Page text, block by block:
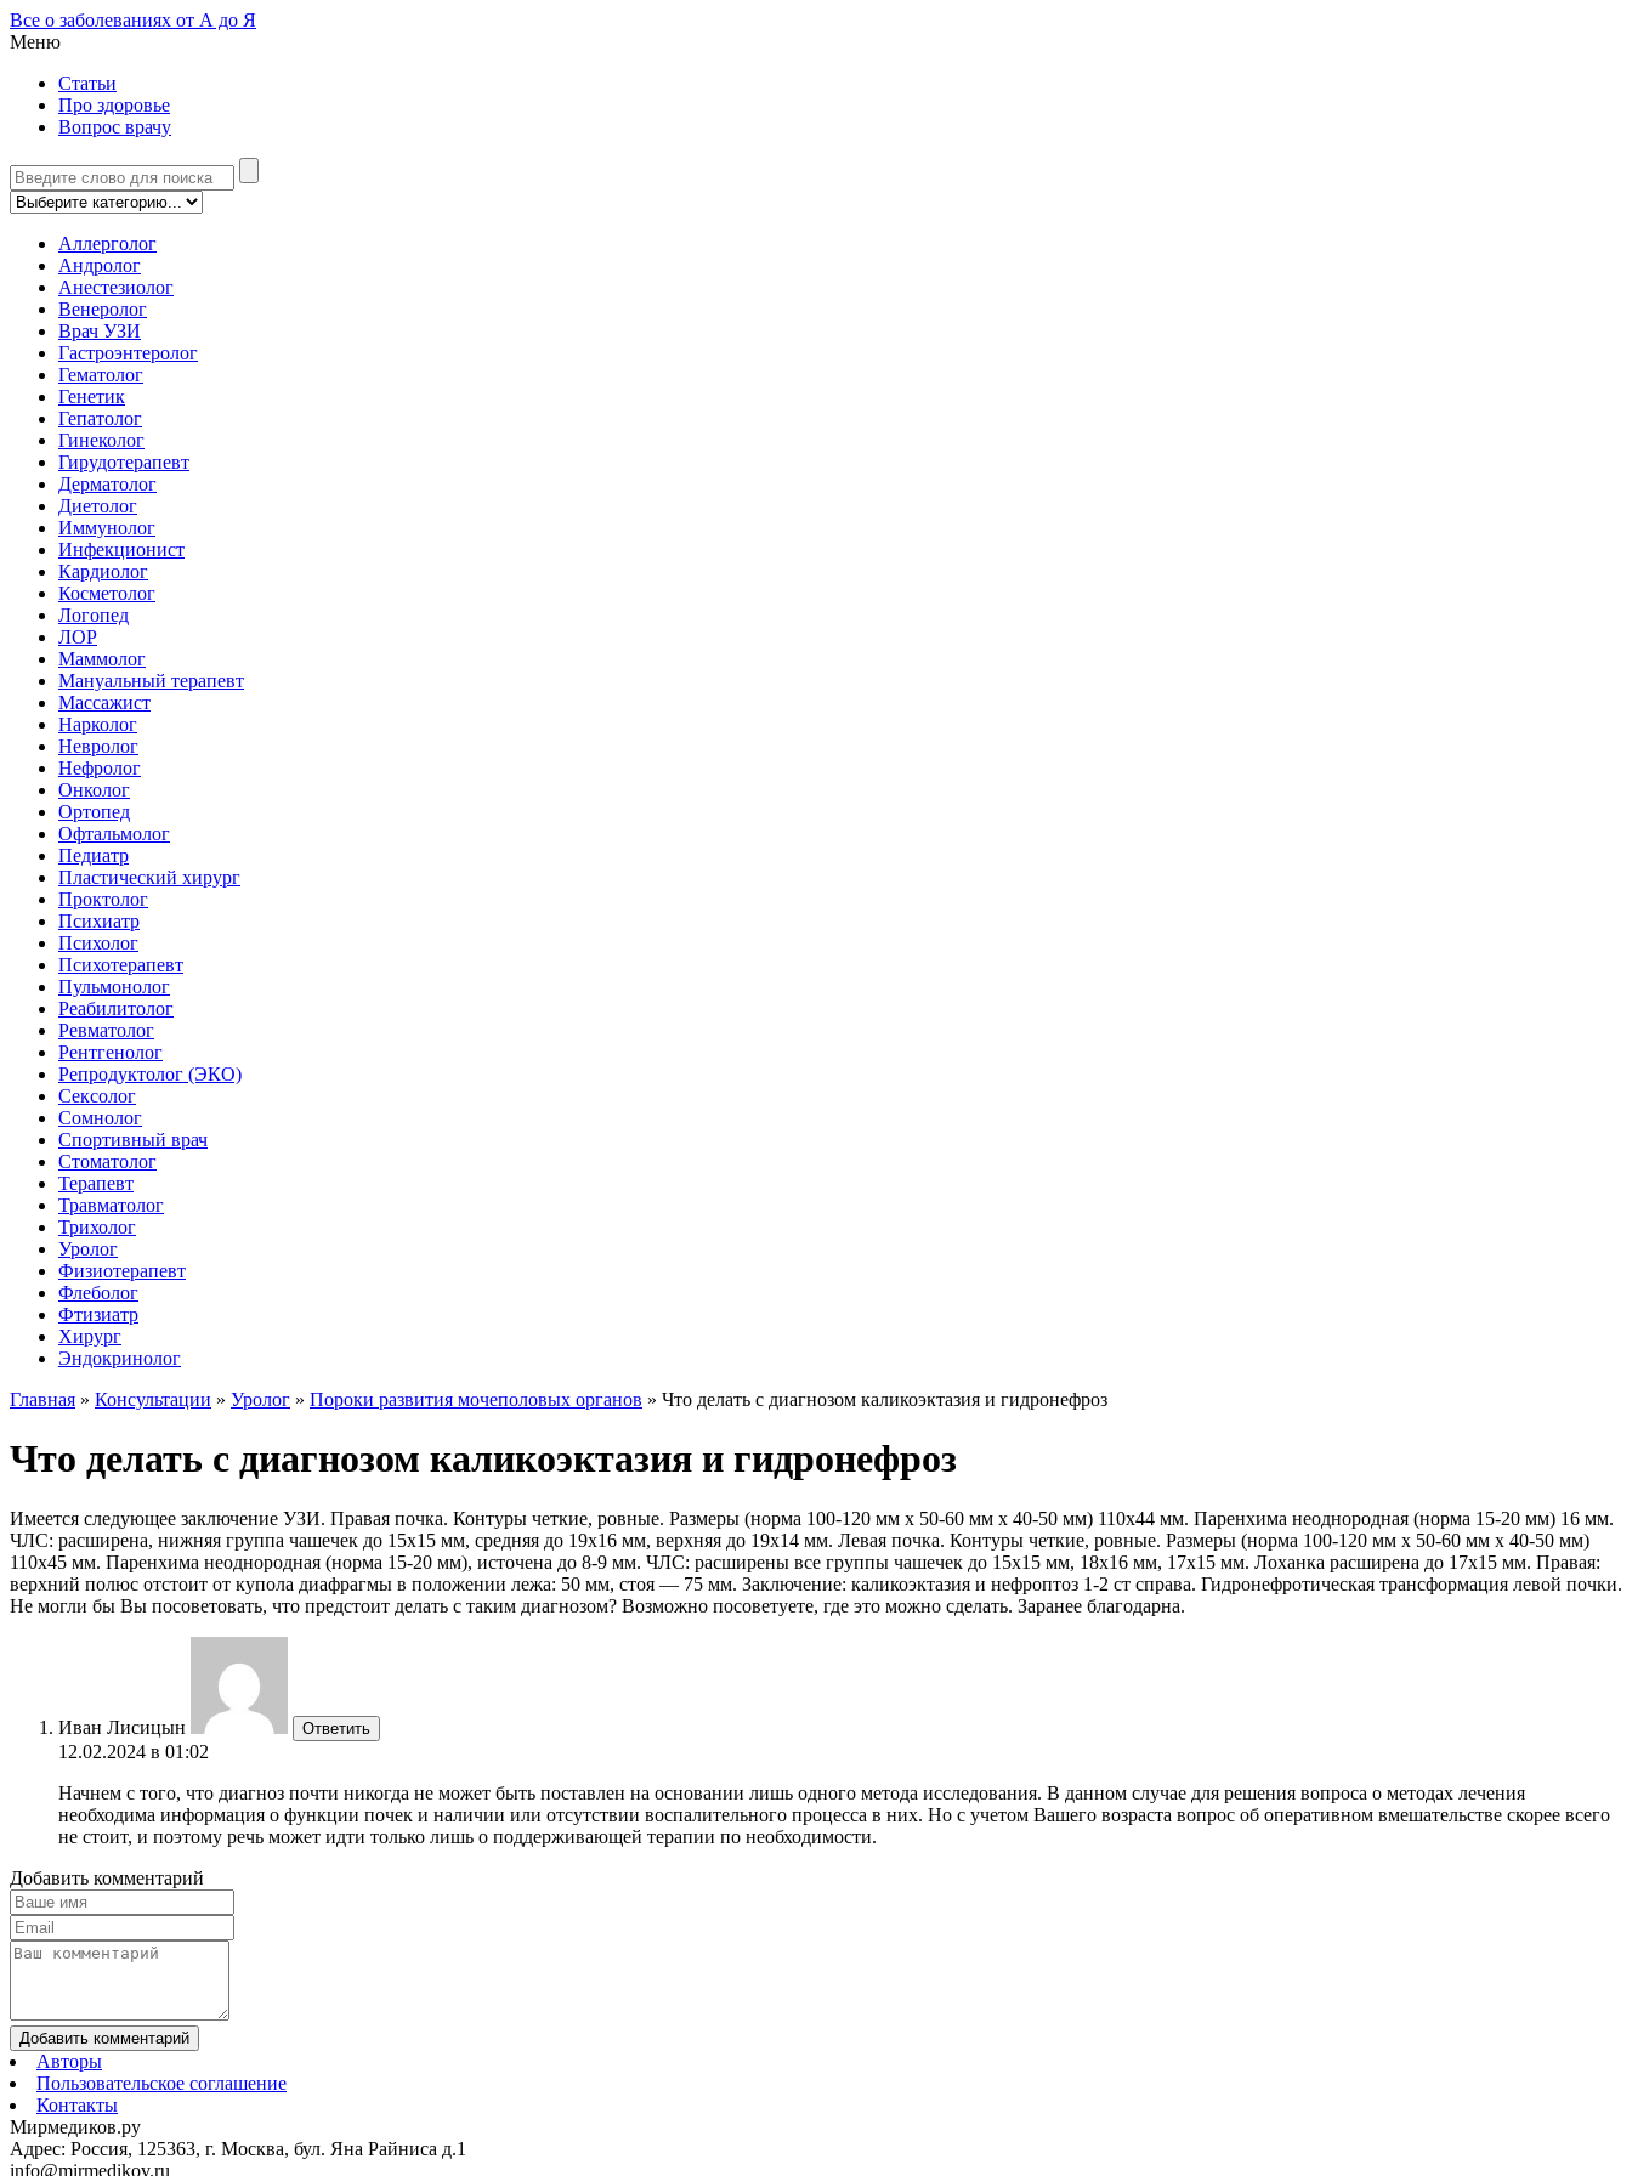
Все о заболеваниях от А до Я
Меню
Статьи
Про здоровье
Вопрос врачу
Аллерголог
Андролог
Анестезиолог
Венеролог
Врач УЗИ
Гастроэнтеролог
Гематолог
Генетик
Гепатолог
Гинеколог
Гирудотерапевт
Дерматолог
Диетолог
Иммунолог
Инфекционист
Кардиолог
Косметолог
Логопед
ЛОР
Маммолог
Мануальный терапевт
Массажист
Нарколог
Невролог
Нефролог
Онколог
Ортопед
Офтальмолог
Педиатр
Пластический хирург
Проктолог
Психиатр
Психолог
Психотерапевт
Пульмонолог
Реабилитолог
Ревматолог
Рентгенолог
Репродуктолог (ЭКО)
Сексолог
Сомнолог
Спортивный врач
Стоматолог
Терапевт
Травматолог
Трихолог
Уролог
Физиотерапевт
Флеболог
Фтизиатр
Хирург
Эндокринолог
Главная » Консультации » Уролог » Пороки развития мочеполовых органов » Что делать с диагнозом каликоэктазия и гидронефроз
Что делать с диагнозом каликоэктазия и гидронефроз
Имеется следующее заключение УЗИ. Правая почка. Контуры четкие, ровные. Размеры (норма 100-120 мм х 50-60 мм х 40-50 мм) 110х44 мм. Паренхима неоднородная (норма 15-20 мм) 16 мм.
ЧЛС: расширена, нижняя группа чашечек до 15х15 мм, средняя до 19х16 мм, верхняя до 19х14 мм. Левая почка. Контуры четкие, ровные. Размеры (норма 100-120 мм х 50-60 мм х 40-50 мм)
110х45 мм. Паренхима неоднородная (норма 15-20 мм), источена до 8-9 мм. ЧЛС: расширены все группы чашечек до 15х15 мм, 18х16 мм, 17х15 мм. Лоханка расширена до 17х15 мм. Правая:
верхний полюс отстоит от купола диафрагмы в положении лежа: 50 мм, стоя — 75 мм. Заключение: каликоэктазия и нефроптоз 1-2 ст справа. Гидронефротическая трансформация левой почки.
Не могли бы Вы посоветовать, что предстоит делать с таким диагнозом? Возможно посоветуете, где это можно сделать. Заранее благодарна.
Иван Лисицын Ответить
12.02.2024 в 01:02
Начнем с того, что диагноз почти никогда не может быть поставлен на основании лишь одного метода исследования. В данном случае для решения вопроса о методах лечения
необходима информация о функции почек и наличии или отсутствии воспалительного процесса в них. Но с учетом Вашего возраста вопрос об оперативном вмешательстве скорее всего
не стоит, и поэтому речь может идти только лишь о поддерживающей терапии по необходимости.
Добавить комментарий
Добавить комментарий
Авторы
Пользовательское соглашение
Контакты
Мирмедиков.ру
Адрес: Россия, 125363, г. Москва, бул. Яна Райниса д.1
info@mirmedikov.ru